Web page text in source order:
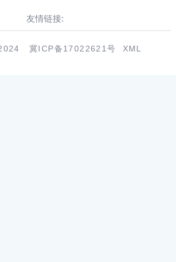
友情链接:
2024冀ICP备17022621号 XML